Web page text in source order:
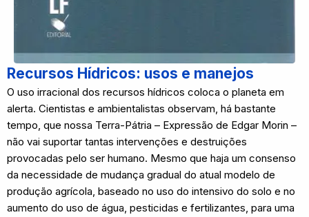
Recursos Hídricos: usos e manejos
O uso irracional dos recursos hídricos coloca o planeta em
alerta. Cientistas e ambientalistas observam, há bastante
tempo, que nossa Terra-Pátria – Expressão de Edgar Morin –
não vai suportar tantas intervenções e destruições
provocadas pelo ser humano. Mesmo que haja um consenso
da necessidade de mudança gradual do atual modelo de
produção agrícola, baseado no uso do intensivo do solo e no
aumento do uso de água, pesticidas e fertilizantes, para uma